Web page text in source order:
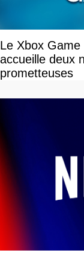
Le Xbox
accueille deux
prometteuses